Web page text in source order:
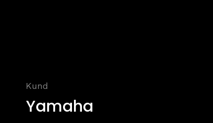
Kund
Yamaha